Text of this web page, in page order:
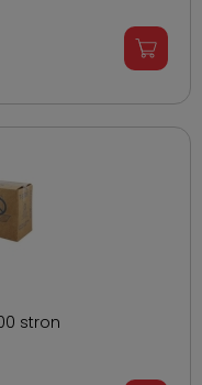
stron